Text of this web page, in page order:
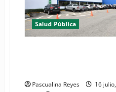
de
2,500
víctimas
de
los
Salud Pública
Pascualina Reyes
16 julio,